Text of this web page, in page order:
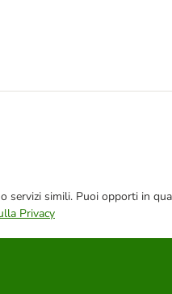
simili. Puoi opporti in
Privacy